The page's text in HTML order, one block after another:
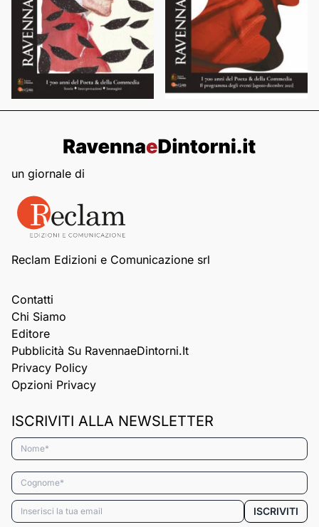
un giornale di
Reclam Edizioni e Comunicazione srl
Contatti
Chi Siamo
Editore
Pubblicità Su RavennaeDintorni.it
Privacy Policy
Opzioni Privacy
ISCRIVITI ALLA NEWSLETTER
Nome*
Cognome*
Email* ISCRIVITI